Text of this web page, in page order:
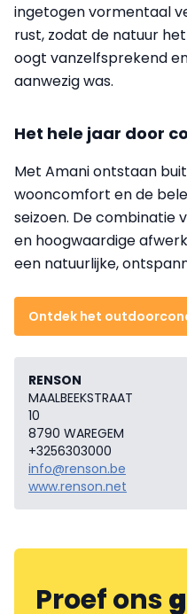
ingetogen vormentaal
rust, zodat de natuur
oogt vanzelfsprekend
aanwezig was.
Het hele jaar door
Met Amani ontstaan
wooncomfort en de
seizoen. De
en hoogwaardige
een natuurlijke,
Ontdek het
RENSON
MAALBEEKSTRAAT
10
8790 WAREGEM
+3256303000
info@renson.be
www.renson.net
Proef ons